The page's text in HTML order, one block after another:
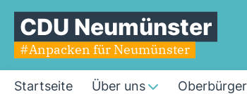
CDU Neumünster
#Anpacken für Neumünster
Startseite Über uns